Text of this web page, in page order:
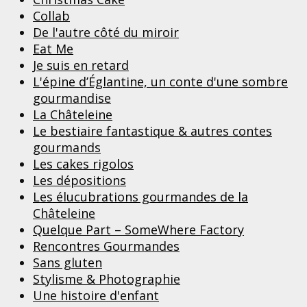
Collab
De l'autre côté du miroir
Eat Me
Je suis en retard
L'épine d’Églantine, un conte d'une sombre
gourmandise
La Châteleine
Le bestiaire fantastique & autres contes
gourmands
Les cakes rigolos
Les dépositions
Les élucubrations gourmandes de la
Châteleine
Quelque Part – SomeWhere Factory
Rencontres Gourmandes
Sans gluten
Stylisme & Photographie
Une histoire d'enfant